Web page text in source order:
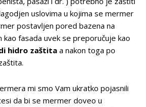
uslovima u kojima se mermer
postavljen pored bazena na
fasada uvek se preporučuje kao
hidro zaštita a nakon toga po
mi smo Vam ukratko pojasnili
da bi se mermer doveo u